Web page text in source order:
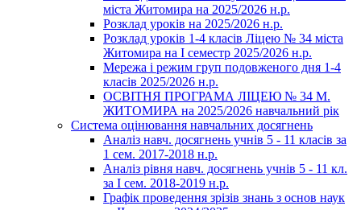
міста Житомира на 2025/2026 н.р.
Розклад уроків на 2025/2026 н.р.
Розклад уроків 1-4 класів Ліцею № 34 міста
Житомира на І семестр 2025/2026 н.р.
Мережа і режим груп подовженого дня 1-4
класів 2025/2026 н.р.
ОСВІТНЯ ПРОГРАМА ЛІЦЕЮ № 34 М.
ЖИТОМИРА на 2025/2026 навчальний рік
Система оцінювання навчальних досягнень
Аналіз навч. досягнень учнів 5 - 11 класів за
1 сем. 2017-2018 н.р.
Аналіз рівня навч. досягнень учнів 5 - 11 кл.
за І сем. 2018-2019 н.р.
Графік проведення зрізів знань з основ наук